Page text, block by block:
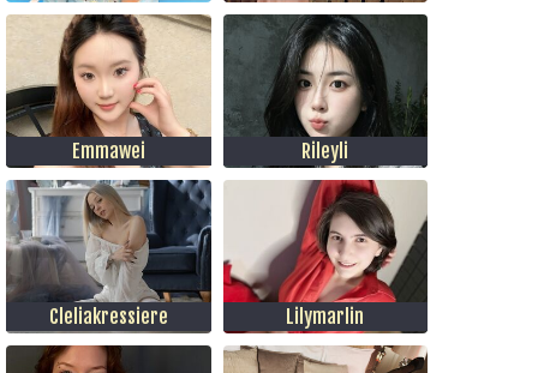
Emmawei Rileyli
Cleliakressiere Lilymarlin